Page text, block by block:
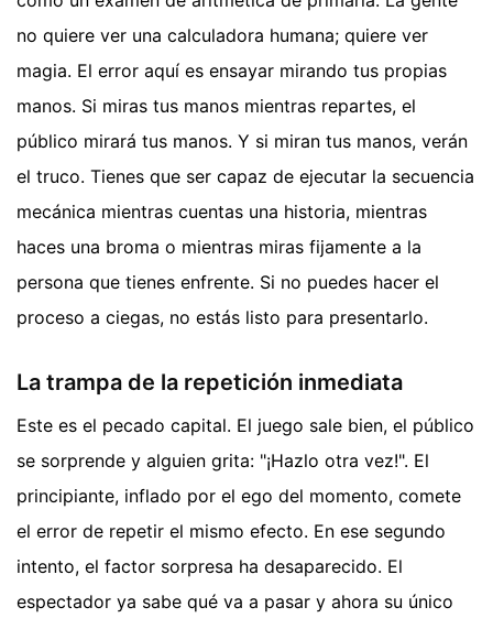
no quiere ver una calculadora humana; quiere ver
magia. El error aquí es ensayar mirando tus propias
manos. Si miras tus manos mientras repartes, el
público mirará tus manos. Y si miran tus manos, verán
el truco. Tienes que ser capaz de ejecutar la secuencia
mecánica mientras cuentas una historia, mientras
haces una broma o mientras miras fijamente a la
persona que tienes enfrente. Si no puedes hacer el
proceso a ciegas, no estás listo para presentarlo.
La trampa de la repetición inmediata
Este es el pecado capital. El juego sale bien, el público
se sorprende y alguien grita: "¡Hazlo otra vez!". El
principiante, inflado por el ego del momento, comete
el error de repetir el mismo efecto. En ese segundo
intento, el factor sorpresa ha desaparecido. El
espectador ya sabe qué va a pasar y ahora su único